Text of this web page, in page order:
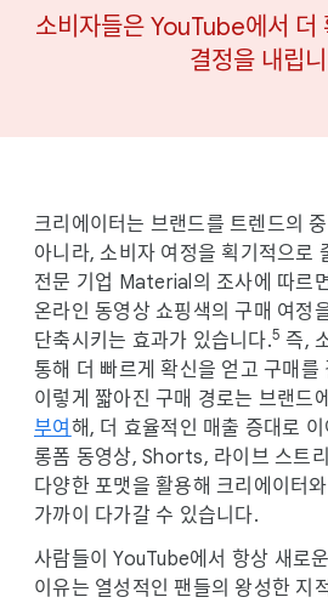
소비자들은 YouTube에서 더
결정을 내립
크리에이터는 브랜드를 트렌드의
아니라, 소비자 여정을 획기적으로
전문 기업 Material의 조사에 따르
온라인 동영상 쇼핑색의 구매 여정
단축시키는 효과가 있습니다.5 즉,
통해 더 빠르게 확신을 얻고 구매를
이렇게 짧아진 구매 경로는 브랜드에
부여 해, 더 효율적인 매출 증대로
롱폼 동영상, Shorts, 라이브 스트
다양한 포맷을 활용해 크리에이터
가까이 다가갈 수 있습니다.
사람들이 YouTube에서 항상 새로
이유는 열성적인 팬들의 왕성한 지